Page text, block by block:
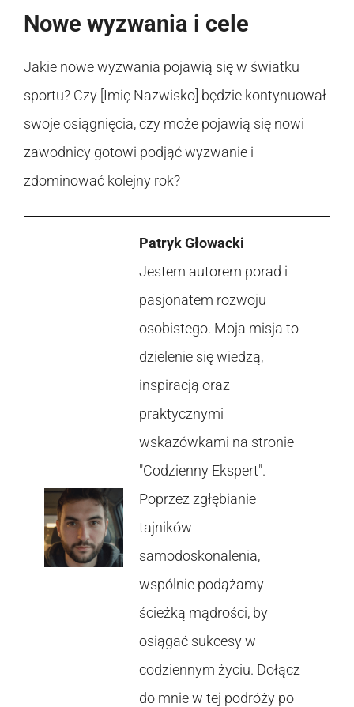
Nowe wyzwania i cele
Jakie nowe wyzwania pojawią się w światku
sportu? Czy [Imię Nazwisko] będzie kontynuował
swoje osiągnięcia, czy może pojawią się nowi
zawodnicy gotowi podjąć wyzwanie i
zdominować kolejny rok?
Patryk Głowacki
Jestem autorem porad i
pasjonatem rozwoju
osobistego. Moja misja to
dzielenie się wiedzą,
inspiracją oraz
praktycznymi
wskazówkami na stronie
"Codzienny Ekspert".
Poprzez zgłębianie
tajników
samodoskonalenia,
wspólnie podążamy
ścieżką mądrości, by
osiągać sukcesy w
codziennym życiu. Dołącz
do mnie w tej podróży po